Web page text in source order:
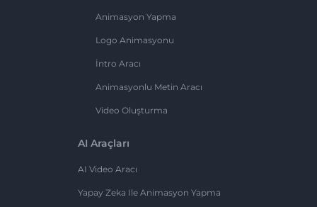
Animasyon Yapma
Logo Animasyonu
İntro Aracı
Animasyonlu Metin Aracı
Video Oluşturma
AI Araçları
AI Video Aracı
Yapay Zeka Ile Animasyon Yapma